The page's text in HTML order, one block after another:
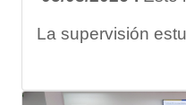
La supervisión
Las obras en